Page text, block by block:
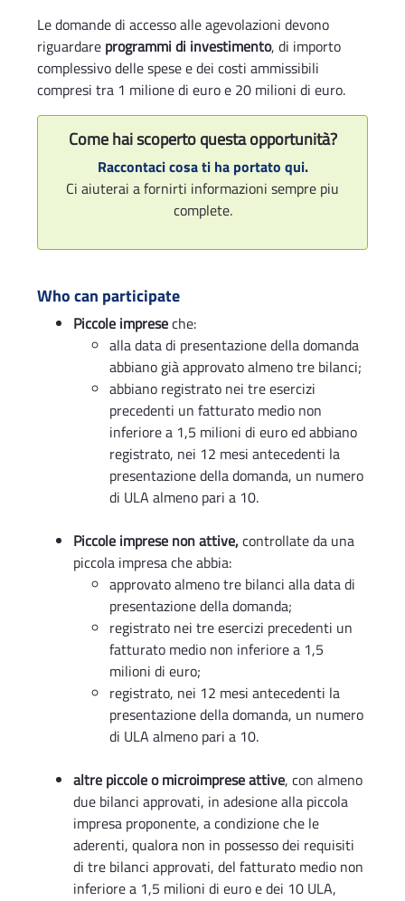
Le domande di accesso alle agevolazioni devono
riguardare programmi di investimento, di importo
complessivo delle spese e dei costi ammissibili
compresi tra 1 milione di euro e 20 milioni di euro.
Come hai scoperto questa opportunità?
Raccontaci cosa ti ha portato qui.
Ci aiuterai a fornirti informazioni sempre piu
complete.
Who can participate
Piccole impreseche:
alla data di presentazione della domanda
abbiano già approvato almeno tre bilanci;
abbiano registrato nei tre esercizi
precedenti un fatturato medio non
inferiore a 1,5 milioni di euro ed abbiano
registrato, nei 12 mesi antecedenti la
presentazione della domanda, un numero
di ULA almeno pari a 10.
Piccole imprese non attive,controllate da una
piccola impresa che abbia:
approvato almeno tre bilanci alla data di
presentazione della domanda;
registrato nei tre esercizi precedenti un
fatturato medio non inferiore a 1,5
milioni di euro;
registrato, nei 12 mesi antecedenti la
presentazione della domanda, un numero
di ULA almeno pari a 10.
altre piccole o microimprese attive, con almeno
due bilanci approvati, in adesione alla piccola
impresa proponente, a condizione che le
aderenti, qualora non in possesso dei requisiti
di tre bilanci approvati, del fatturato medio non
inferiore a 1,5 milioni di euro e dei 10 ULA,